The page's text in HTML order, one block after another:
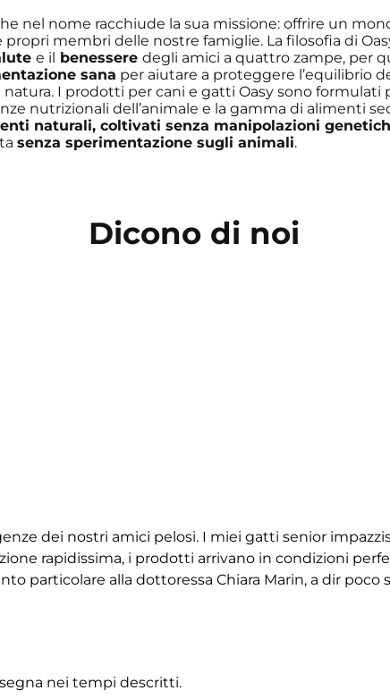
nel nome racchiude la sua missione: offrire un
propri membri delle nostre famiglie. La filosofia di
e il benesseredegli amici a quattro zampe, per
sana per aiutare a proteggere l’equilibrio
I prodotti per cani e gatti Oasy sono formulati
nutrizionali dell’animale e la gamma di alimenti
naturali, coltivati senza manipolazioni
senza sperimentazione sugli animali.
Dicono di noi
dei nostri amici pelosi. I miei gatti senior
rapidissima, i prodotti arrivano in condizioni
particolare alla dottoressa Chiara Marin, a dir poco
nei tempi descritti.